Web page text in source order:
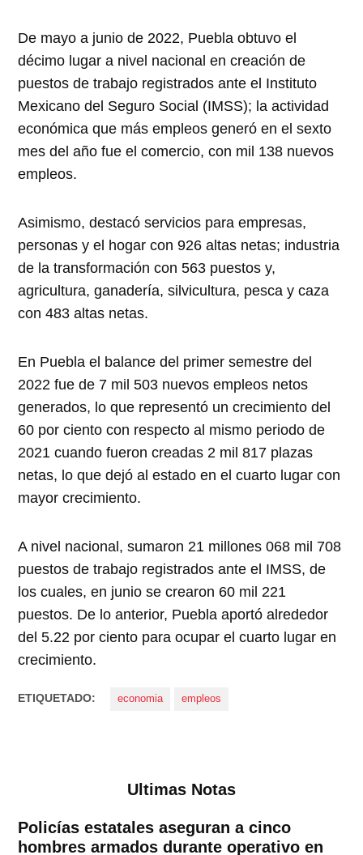
De mayo a junio de 2022, Puebla obtuvo el
décimo lugar a nivel nacional en creación de
puestos de trabajo registrados ante el Instituto
Mexicano del Seguro Social (IMSS); la actividad
económica que más empleos generó en el sexto
mes del año fue el comercio, con mil 138 nuevos
empleos.
Asimismo, destacó servicios para empresas,
personas y el hogar con 926 altas netas; industria
de la transformación con 563 puestos y,
agricultura, ganadería, silvicultura, pesca y caza
con 483 altas netas.
En Puebla el balance del primer semestre del
2022 fue de 7 mil 503 nuevos empleos netos
generados, lo que representó un crecimiento del
60 por ciento con respecto al mismo periodo de
2021 cuando fueron creadas 2 mil 817 plazas
netas, lo que dejó al estado en el cuarto lugar con
mayor crecimiento.
A nivel nacional, sumaron 21 millones 068 mil 708
puestos de trabajo registrados ante el IMSS, de
los cuales, en junio se crearon 60 mil 221
puestos. De lo anterior, Puebla aportó alrededor
del 5.22 por ciento para ocupar el cuarto lugar en
crecimiento.
ETIQUETADO: economia empleos
Ultimas Notas
Policías estatales aseguran a cinco
hombres armados durante operativo en